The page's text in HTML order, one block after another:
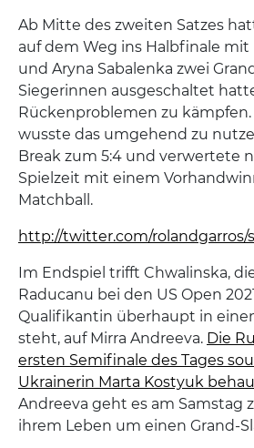
Ab Mitte des zweiten Satzes
auf dem Weg ins Halbfinale mit
und Aryna Sabalenka zwei
Siegerinnen ausgeschaltet
Rückenproblemen zu kämpfen.
wusste das umgehend zu
Break zum 5:4 und verwertete
Spielzeit mit einem
Matchball.
http://twitter.com/rolandgarros/
Im Endspiel trifft Chwalinska,
Raducanu bei den US Open
Qualifikantin überhaupt in
steht, auf Mirra Andreeva. Die
ersten Semifinale des Tages
Ukrainerin Marta Kostyuk
Andreeva geht es am Samstag
ihrem Leben um einen Grand-